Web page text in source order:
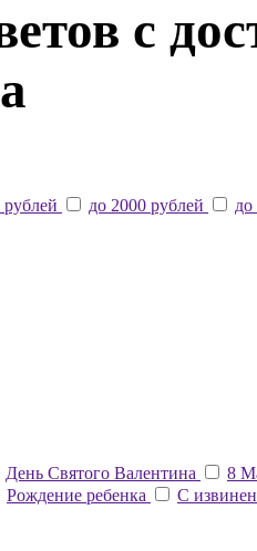
с
рублей до 2000 рублей
День Святого Валентина
8
Рождение ребенка С